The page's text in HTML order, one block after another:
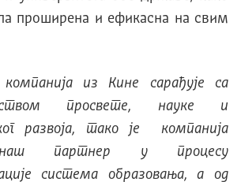
проширена и ефикасна на свим
из Кине сарађује са
просвете, науке и
развоја, тако је компанија
партнер у процесу
система образовања, а од